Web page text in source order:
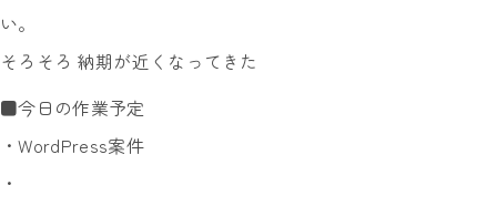
い。
そろそろ 納期が近くなってきた
■今日の作業予定
・WordPress案件
・